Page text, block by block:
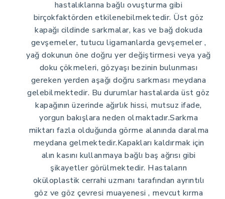
hastalıklarına bağlı ovuşturma gibi
birçokfaktörden etkilenebilmektedir. Üst göz
kapağı cildinde sarkmalar, kas ve bağ dokuda
gevşemeler, tutucu ligamanlarda gevşemeler ,
yağ dokunun öne doğru yer değiştirmesi veya yağ
doku çökmeleri, gözyaşı bezinin bulunması
gereken yerden aşağı doğru sarkması meydana
gelebilmektedir. Bu durumlar hastalarda üst göz
kapağının üzerinde ağırlık hissi, mutsuz ifade,
yorgun bakışlara neden olmaktadır.Sarkma
miktarı fazla olduğunda görme alanında daralma
meydana gelmektedir.Kapakları kaldırmak için
alın kasını kullanmaya bağlı baş ağrısı gibi
şikayetler görülmektedir. Hastaların
oküloplastik cerrahi uzmanı tarafından ayrıntılı
göz ve göz çevresi muayenesi , mevcut kırma